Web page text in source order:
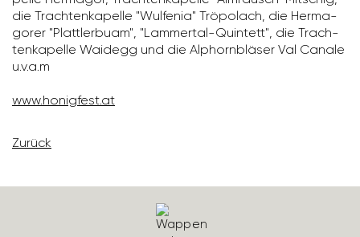
die Trach­ten­ka­pelle "Wulfenia" Tröpo­lach, die Herma­
gorer "Platt­ler­buam", "Lammertal-Quin­tett", die Trach­
ten­ka­pelle Waidegg und die Alphorn­bläser Val Canale
u.v.a.m
www.honig­fest.at
Zurück